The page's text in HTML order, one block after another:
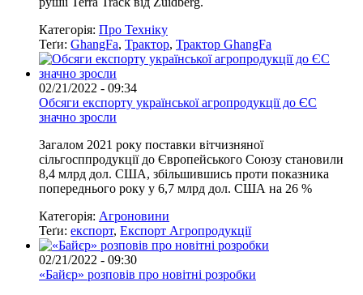
Категорія: Про Техніку
Теґи: GhangFa, Трактор, Трактор GhangFa
02/21/2022 - 09:34
Обсяги експорту української агропродукції до ЄС
значно зросли
Загалом 2021 року поставки вітчизняної
сільгосппродукції до Європейського Союзу становили
8,4 млрд дол. США, збільшившись проти показника
попереднього року у 6,7 млрд дол. США на 26 %
Категорія: Агроновини
Теґи: експорт, Експорт Агропродукції
02/21/2022 - 09:30
«Байєр» розповів про новітні розробки